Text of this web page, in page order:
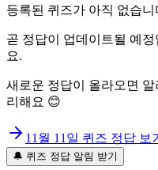
등록된 퀴즈가 아직 없습니
곧 정답이 업데이트될 예
요.
새로운 정답이 올라오면
리해요 😊
11월 11일 퀴즈 정답 보기
🔔 퀴즈 정답 알림 받기